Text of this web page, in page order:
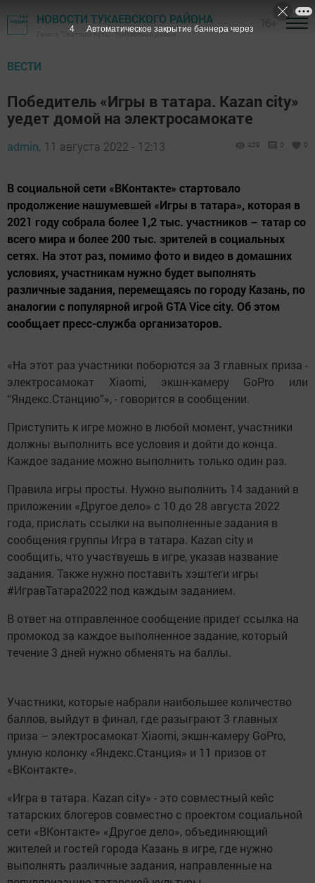
НОВОСТИ ТУКАЕВСКОГО РАЙОНА
Газета "Светлый путь" - Тукаевский район
ВЕСТИ
Победитель «Игры в татара. Kazan city»
уедет домой на электросамокате
admin, 11 августа 2022 - 12:13 429 0 0
В социальной сети «ВКонтакте» стартовало
продолжение нашумевшей «Игры в татара», которая в
2021 году собрала более 1,2 тыс. участников – татар со
всего мира и более 200 тыс. зрителей в социальных
сетях. На этот раз, помимо фото и видео в домашних
условиях, участникам нужно будет выполнять
различные задания, перемещаясь по городу Казань, по
аналогии с популярной игрой GTA Vice city. Об этом
сообщает пресс-служба организаторов.
«На этот раз участники поборются за 3 главных приза -
электросамокат Xiaomi, экшн-камеру GoPro или
“Яндекс.Станцию”», - говорится в сообщении.
Приступить к игре можно в любой момент, участники
должны выполнить все условия и дойти до конца.
Каждое задание можно выполнить только один раз.
Правила игры просты. Нужно выполнить 14 заданий в
приложении «Другое дело» с 10 до 28 августа 2022
года, прислать ссылки на выполненные задания в
сообщения группы Игра в татара. Kazan city и
сообщить, что участвуешь в игре, указав название
задания. Также нужно поставить хэштеги игры
#ИгравТатара2022 под каждым заданием.
В ответ на отправленное сообщение придет ссылка на
промокод за каждое выполненное задание, который
течение 3 дней нужно обменять на баллы.
Участники, которые набрали наибольшее количество
баллов, выйдут в финал, где разыграют 3 главных
приза – электросамокат Xiaomi, экшн-камеру GoPro,
умную колонку «Яндекс.Станция» и 11 призов от
«ВКонтакте».
«Игра в татара. Kazan city» - это cовместный кейс
татарских блогеров совместно с проектом социальной
сети «ВКонтакте» «Другое дело», объединяющий
жителей и гостей города Казань в игре, где нужно
выполнять различные задания, направленные на
3 Автоматическое закрытие баннера через